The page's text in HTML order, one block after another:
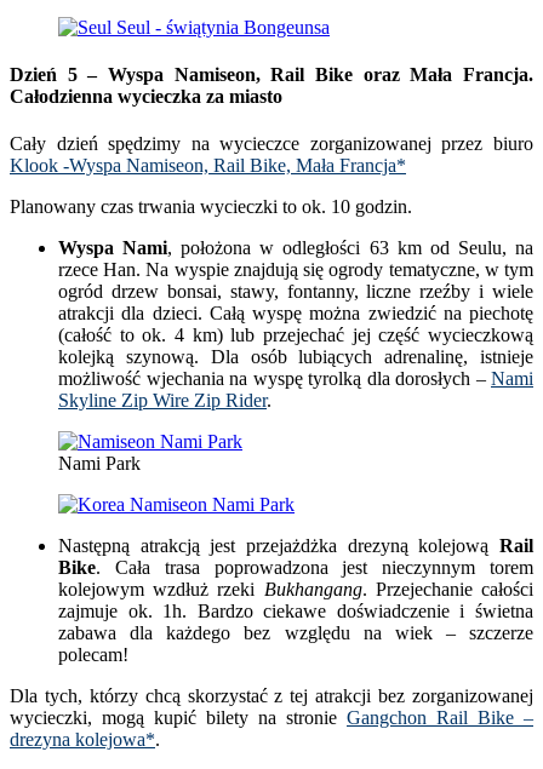
Dzień 5 – Wyspa Namiseon, Rail Bike oraz Mała Francja.
Całodzienna wycieczka za miasto
Cały dzień spędzimy na wycieczce zorganizowanej przez biuro
Klook -Wyspa Namiseon, Rail Bike, Mała Francja*
Planowany czas trwania wycieczki to ok. 10 godzin.
Wyspa Nami, położona w odległości 63 km od Seulu, na
rzece Han. Na wyspie znajdują się ogrody tematyczne, w tym
ogród drzew bonsai, stawy, fontanny, liczne rzeźby i wiele
atrakcji dla dzieci. Całą wyspę można zwiedzić na piechotę
(całość to ok. 4 km) lub przejechać jej część wycieczkową
kolejką szynową. Dla osób lubiących adrenalinę, istnieje
możliwość wjechania na wyspę tyrolką dla dorosłych – Nami
Skyline Zip Wire Zip Rider.
Nami Park
Następną atrakcją jest przejażdżka drezyną kolejową Rail
Bike. Cała trasa poprowadzona jest nieczynnym torem
kolejowym wzdłuż rzeki Bukhangang. Przejechanie całości
zajmuje ok. 1h. Bardzo ciekawe doświadczenie i świetna
zabawa dla każdego bez względu na wiek – szczerze
polecam!
Dla tych, którzy chcą skorzystać z tej atrakcji bez zorganizowanej
wycieczki, mogą kupić bilety na stronie Gangchon Rail Bike –
drezyna kolejowa*.